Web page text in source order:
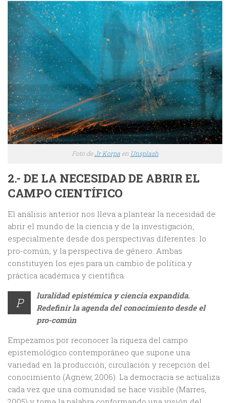
Foto deJr Korpaen Unsplash
2.- DE LA NECESIDAD DE ABRIR EL
CAMPO CIENTÍFICO
El análisis anterior nos lleva a plantear la necesidad de
abrir el mundo de la ciencia y de la investigación,
especialmente desde dos perspectivas diferentes: lo
pro-común, y la perspectiva de género. Ambas
constituyen los ejes para un cambio de política y
práctica académica y científica.
P
luralidad epistémica y ciencia expandida.
Redefinir la agenda del conocimiento desde el
pro-común
Empezamos por reconocer la riqueza del campo
epistemológico contemporáneo que supone una
variedad en la producción, circulación y recepción del
conocimiento (Agnew, 2006). La democracia se actualiza
cada vez que una comunidad se hace visible (Marres,